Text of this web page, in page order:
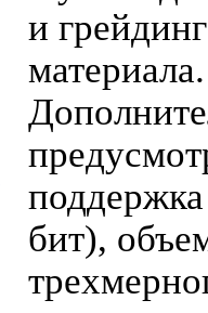
и
материала.
бит),